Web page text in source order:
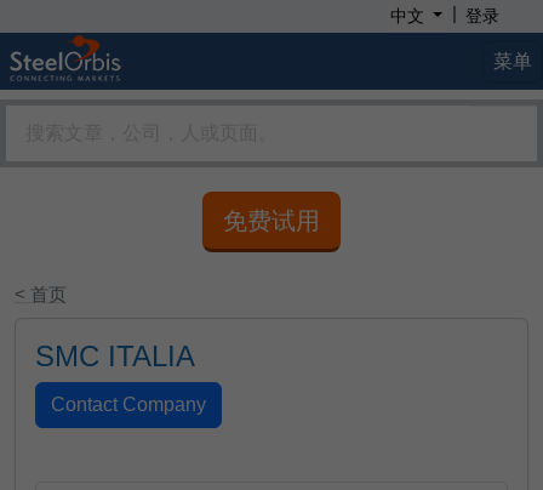
中文 | 登录
菜单
免费试用
< 首页
SMC ITALIA